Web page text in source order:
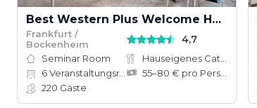
Best Western Plus Welcome Hotel Frankfurt
Frankfurt /
Bockenheim
4,7
Seminar Room
6Veranstaltungsräume
220 Gäste